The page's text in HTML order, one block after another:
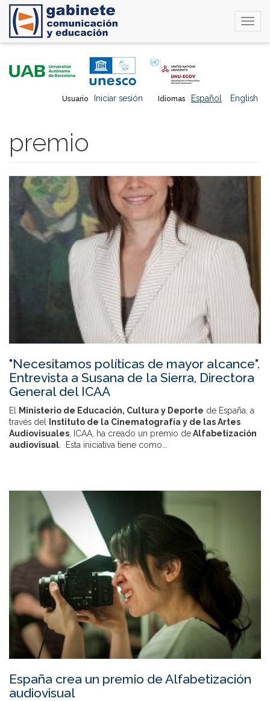
Idiomas Español English
Usuario Iniciar sesión
premio
"Necesitamos políticas de mayor alcance".
Entrevista a Susana de la Sierra, Directora
General del ICAA
El Ministerio de Educación, Cultura y Deporte de España, a
través del Instituto de la Cinematografía y de las Artes
Audiovisuales, ICAA, ha creado un premio deAlfabetización
audiovisual. Esta iniciativa tiene como...
España crea un premio de Alfabetización
audiovisual